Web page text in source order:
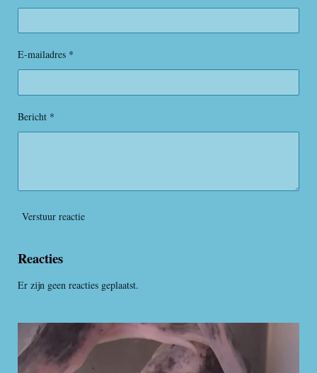
E-mailadres *
Bericht *
Verstuur reactie
Reacties
Er zijn geen reacties geplaatst.